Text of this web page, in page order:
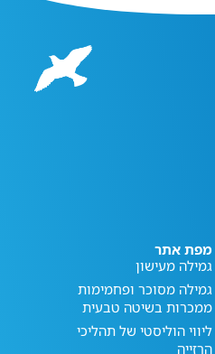
מפת אתר
גמילה מעישון
גמילה מסוכר ופחמימות
ממכרות בשיטה טבעית
ליווי הוליסטי של תהליכי
הרזייה